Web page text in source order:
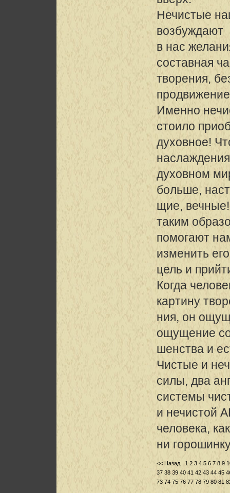
Нечистые
возбуждают
в нас
составная
творения,
Именно
стоило
духовное!
духовном
больше,
щие,
таким
помогают
изменить его
цель и
Когда
картину
ния, он
ощущение
шенства и
Чистые и
силы, два
системы
и нечистой
человека,
ни
<< Назад 1 2 3 4 5 6 7 8 9
37 38 39 40 41 42 43 44 45
73 74 75 76 77 78 79 80 81